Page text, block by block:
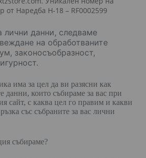
от Наредба Н-18 – RF0002599
лични данни, следваме
на обработваните
законосъобразност,
има за цел да ви разясни как
данни, които събираме за вас при
сайт, с каква цел го правим и какви
със събраните за вас лични
събираме?